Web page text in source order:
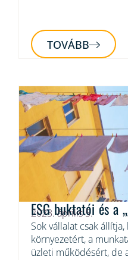
TOVÁBB
ESG buktatói és a
2023. április 5.
Sok vállalat csak
környezetért, a
üzleti működésért, de